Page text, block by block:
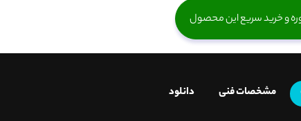
و خرید سریع این محصول
مشخصات فنی دانلود